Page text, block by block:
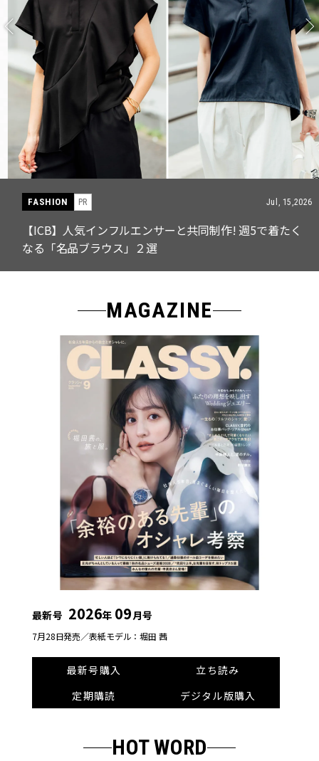
FASHION Jul, 15,2026
【ICB】人気インフルエンサーと共同制作! 週5で着たく
なる「名品ブラウス」２選
MAGAZINE
最新号 2026年 09月号
7月28日発売／表紙モデル：堀田 茜
最新号購入
立ち読み
定期購読
デジタル版購入
HOT WORD